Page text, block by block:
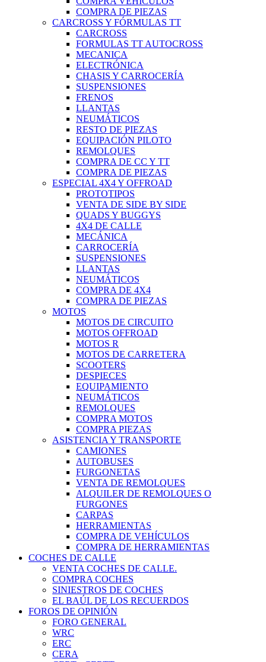
COMPRA DE PIEZAS
CARCROSS Y FÓRMULAS TT
CARCROSS
FORMULAS TT AUTOCROSS
MECANICA
ELECTRÓNICA
CHASIS Y CARROCERÍA
SUSPENSIONES
FRENOS
LLANTAS
NEUMÁTICOS
RESTO DE PIEZAS
EQUIPACIÓN PILOTO
REMOLQUES
COMPRA DE CC Y TT
COMPRA DE PIEZAS
ESPECIAL 4X4 Y OFFROAD
PROTOTIPOS
VENTA DE SIDE BY SIDE
QUADS Y BUGGYS
4X4 DE CALLE
MECÁNICA
CARROCERÍA
SUSPENSIONES
LLANTAS
NEUMÁTICOS
COMPRA DE 4X4
COMPRA DE PIEZAS
MOTOS
MOTOS DE CIRCUITO
MOTOS OFFROAD
MOTOS R
MOTOS DE CARRETERA
SCOOTERS
DESPIECES
EQUIPAMIENTO
NEUMÁTICOS
REMOLQUES
COMPRA MOTOS
COMPRA PIEZAS
ASISTENCIA Y TRANSPORTE
CAMIONES
AUTOBUSES
FURGONETAS
VENTA DE REMOLQUES
ALQUILER DE REMOLQUES O
FURGONES
CARPAS
HERRAMIENTAS
COMPRA DE VEHÍCULOS
COMPRA DE HERRAMIENTAS
COCHES DE CALLE
VENTA COCHES DE CALLE.
COMPRA COCHES
SINIESTROS DE COCHES
EL BAÚL DE LOS RECUERDOS
FOROS DE OPINIÓN
FORO GENERAL
WRC
ERC
CERA